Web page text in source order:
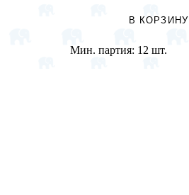
В КОРЗИНУ
Мин. партия: 12 шт.